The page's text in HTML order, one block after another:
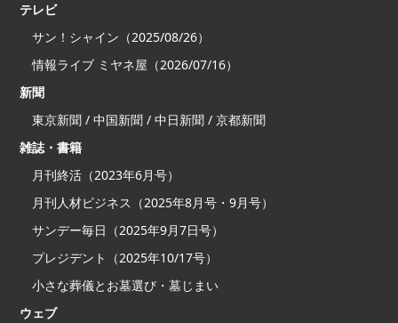
テレビ
サン！シャイン（2025/08/26）
情報ライブ ミヤネ屋（2026/07/16）
新聞
東京新聞 / 中国新聞 / 中日新聞 / 京都新聞
雑誌・書籍
月刊終活（2023年6月号）
月刊人材ビジネス（2025年8月号・9月号）
サンデー毎日（2025年9月7日号）
プレジデント（2025年10/17号）
小さな葬儀とお墓選び・墓じまい
ウェブ